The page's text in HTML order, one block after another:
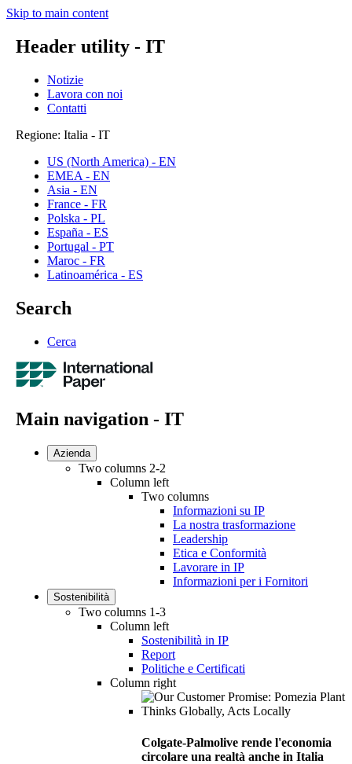
Skip to main content
Header utility - IT
Notizie
Lavora con noi
Contatti
Regione: Italia - IT
US (North America) - EN
EMEA - EN
Asia - EN
France - FR
Polska - PL
España - ES
Portugal - PT
Maroc - FR
Latinoamérica - ES
Search
Cerca
Main navigation - IT
Azienda
Two columns 2-2
Column left
Two columns
Informazioni su IP
La nostra trasformazione
Leadership
Etica e Conformità
Lavorare in IP
Informazioni per i Fornitori
Sostenibilità
Two columns 1-3
Column left
Sostenibilità in IP
Report
Politiche e Certificati
Column right
Colgate-Palmolive rende l'economia
circolare una realtà anche in Italia